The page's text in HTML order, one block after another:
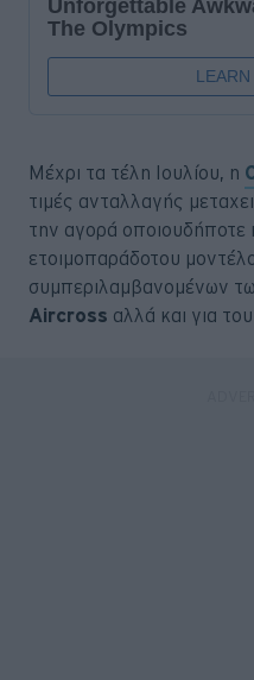
Μέχρι τα τέλη Ιουλίου, η
τιμές ανταλλαγής
την αγορά οποιουδήποτε
ετοιμοπαράδοτου
συμπεριλαμβανομένων
Aircross αλλά και για του